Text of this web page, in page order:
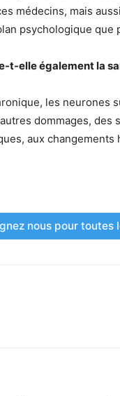
médecins, mais
psychologique que
t-elle également la
les neurones
dommages, des
aux
nous pour toutes